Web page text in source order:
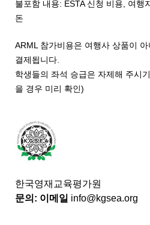
불포함 내용: ESTA 신청 비용, 여행
돈
ARML 참가비용은 여행사 상품이
결제됩니다.
학생들의 좌석 승급은 자제해 주시
을 경우 미리 확인)
한국영재교육평가원
문의: 이메일 info@kgsea.org